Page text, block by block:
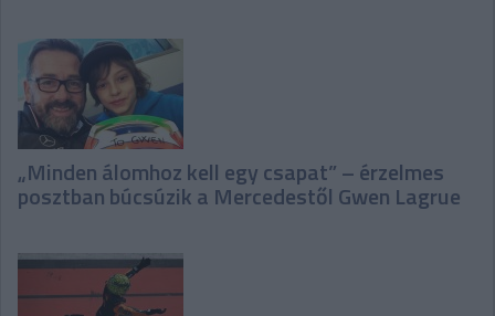
„Minden álomhoz kell egy csapat” – érzelmes
posztban búcsúzik a Mercedestől Gwen Lagrue